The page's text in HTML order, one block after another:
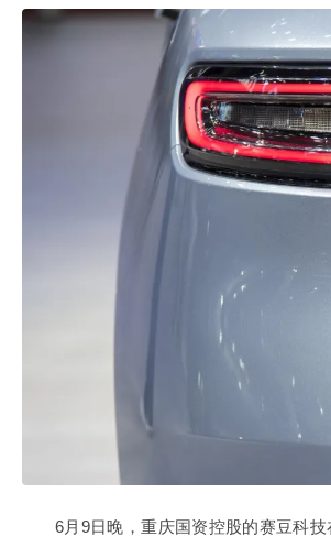
6月9日晚，重庆国资控股的赛豆科